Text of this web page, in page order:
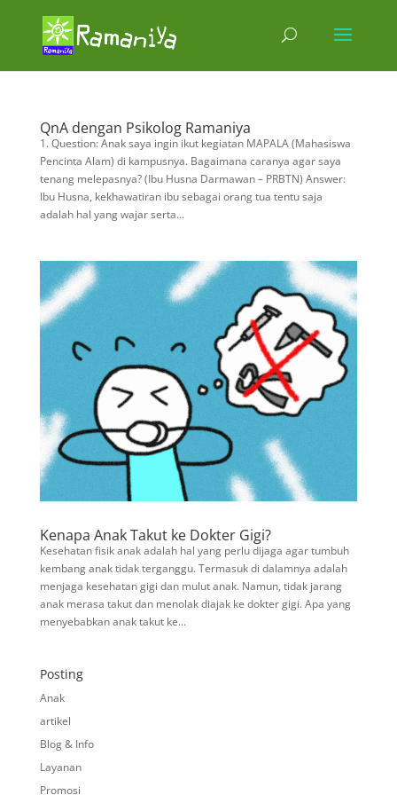
QnA dengan Psikolog Ramaniya
1. Question: Anak saya ingin ikut kegiatan MAPALA (Mahasiswa
Pencinta Alam) di kampusnya. Bagaimana caranya agar saya
tenang melepasnya? (Ibu Husna Darmawan – PRBTN) Answer:
Ibu Husna, kekhawatiran ibu sebagai orang tua tentu saja
adalah hal yang wajar serta...
Kenapa Anak Takut ke Dokter Gigi?
Kesehatan fisik anak adalah hal yang perlu dijaga agar tumbuh
kembang anak tidak terganggu. Termasuk di dalamnya adalah
menjaga kesehatan gigi dan mulut anak. Namun, tidak jarang
anak merasa takut dan menolak diajak ke dokter gigi. Apa yang
menyebabkan anak takut ke...
Posting
Anak
artikel
Blog & Info
Layanan
Promosi